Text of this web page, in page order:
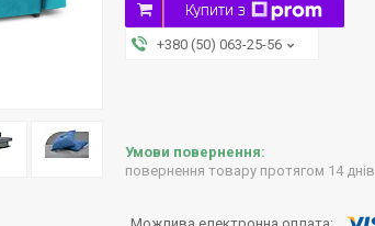
Купити з
+380 (50) 063-25-56
повернення товару протягом 14 днів